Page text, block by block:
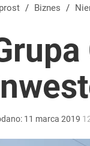
nie może
kierowcy
/ Biznes /
11 marca 2019